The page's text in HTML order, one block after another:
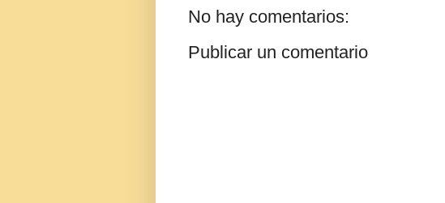
No hay comentarios:
Publicar un comentario